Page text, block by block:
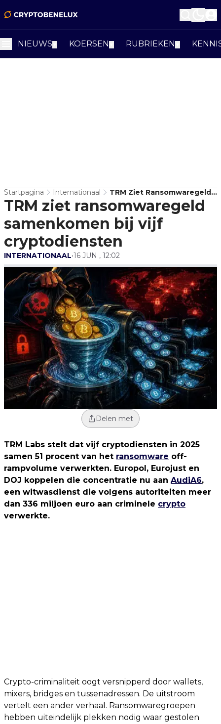
NIEUWS KOERSEN RUBRIEKEN
Startpagina Internationaal
TRM Ziet Ransomwaregeld
Samenkomen Bij Vijf
Cryptodiensten
TRM ziet ransomwaregeld
samenkomen bij vijf
cryptodiensten
INTERNATIONAAL•16 JUN , 12:02
Delen met
TRM Labs stelt dat vijf cryptodiensten in 2025
samen 51 procent van het ransomware off-
rampvolume verwerkten. Europol, Eurojust en
DOJ koppelen die concentratie nu aan AudiA6,
een witwasdienst die volgens autoriteiten meer
dan 336 miljoen euro aan criminele crypto
verwerkte.
Crypto-criminaliteit oogt versnipperd door wallets,
mixers, bridges en tussenadressen. De uitstroom
vertelt een ander verhaal. Ransomwaregroepen
hebben uiteindelijk plekken nodig waar gestolen